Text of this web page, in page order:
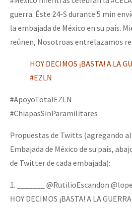
Migración
Presos
MULTIMEDIA
Fotorreportaje
Video
Otras secciones
Semillero Guerra contra la
“Sonhando a Terra do Bem Virá” se
Se o México sabe, que o mundo
[25 abr – CDMX] Tokín por el CNI: 30
guerra. Éste 24-S durante 5 min
la embajada de México en su país.
reúnen, Nosotroas entrelazamos
HOY DECIMOS ¡BASTA! A LA
#EZLN
#ApoyoTotalEZLN
#ChiapasSinParamilitares
Propuestas de Twitts (agregando
Embajada de México de su país,
de Twitter de cada embajada):
1. _______ @RutilioEscandon
HOY DECIMOS ¡BASTA! A LA